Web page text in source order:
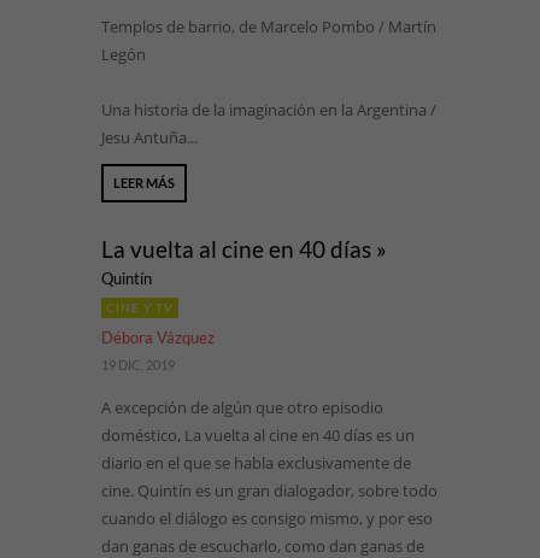
Templos de barrio, de Marcelo Pombo / Martín
Legón
Una historia de la imaginación en la Argentina /
Jesu Antuña...
LEER MÁS
La vuelta al cine en 40 días »
Quintín
CINE Y TV
Débora Vázquez
19 DIC, 2019
A excepción de algún que otro episodio
doméstico, La vuelta al cine en 40 días es un
diario en el que se habla exclusivamente de
cine. Quintín es un gran dialogador, sobre todo
cuando el diálogo es consigo mismo, y por eso
dan ganas de escucharlo, como dan ganas de